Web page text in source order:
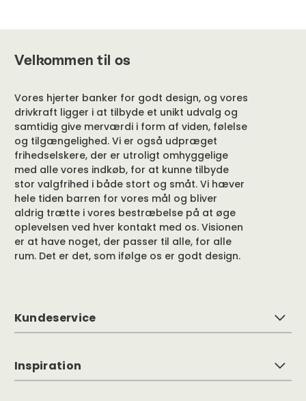
Velkommen til os
Vores hjerter banker for godt design, og vores
drivkraft ligger i at tilbyde et unikt udvalg og
samtidig give merværdi i form af viden, følelse
og tilgængelighed. Vi er også udpræget
frihedselskere, der er utroligt omhyggelige
med alle vores indkøb, for at kunne tilbyde
stor valgfrihed i både stort og småt. Vi hæver
hele tiden barren for vores mål og bliver
aldrig trætte i vores bestræbelse på at øge
oplevelsen ved hver kontakt med os. Visionen
er at have noget, der passer til alle, for alle
rum. Det er det, som ifølge os er godt design.
Kundeservice
Inspiration